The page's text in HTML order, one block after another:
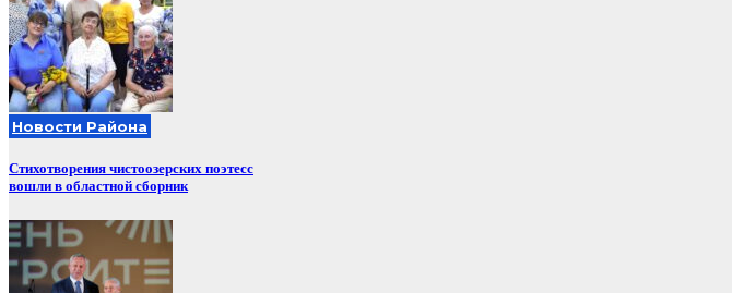
Новости Района
Стихотворения чистоозерских поэтесс
вошли в областной сборник